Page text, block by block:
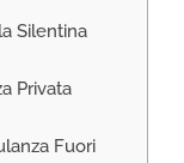
Silentina
Privata
Fuori